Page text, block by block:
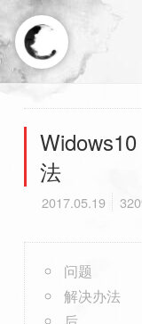
天
法
2017.05.19
问题
解决办法